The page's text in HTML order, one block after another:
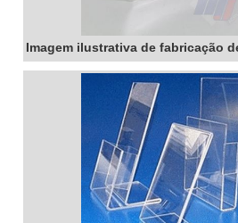
Imagem ilustrativa de fabricação